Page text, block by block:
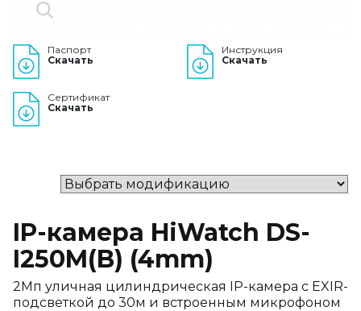
Паспорт
Скачать
Инструкция
Скачать
Сертификат
Скачать
IP-камера HiWatch DS-
I250M(B) (4mm)
2Мп уличная цилиндрическая IP-камера с EXIR-
подсветкой до 30м и встроенным микрофоном